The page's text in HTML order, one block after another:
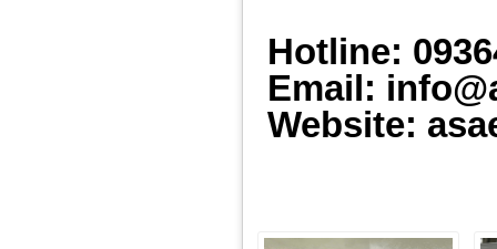
Hotline:
Email:
Website: